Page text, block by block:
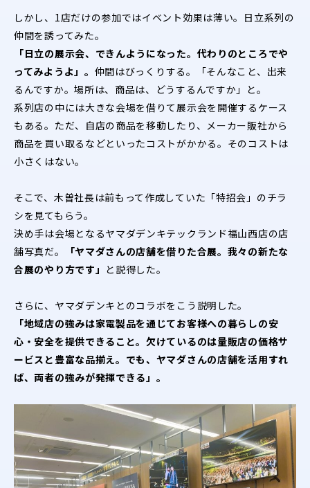
しかし、1店だけの参加ではイベント効果は薄い。日立系列の
仲間を誘ってみた。
「日立の展示会、できんようになった。代わりのところでや
ってみようよ」。 仲間はびっくりする。「そんなこと、出来
るんですか。場所は、商品は、どうするんですか」と。
系列店の中には大きな会場を借りて展示会を開催するケース
もある。ただ、自店の商品を移動したり、メーカー販社から
商品を買い取るなどといったコストがかかる。そのコストは
小さくはない。
そこで、木曽社長は前もって作成していた「特招会」のチラ
シを見てもらう。
決め手は会場となるヤマダデンキテックランド福山西店の店
舗写真だ。
「ヤマダさんの店舗を借りた合展。我々の新たな
合展のやり方です」 と説得した。
さらに、ヤマダデンキとのコラボをこう説明した。
「地域店の強みは家電製品を通じてお客様への暮らしの安
心・安全を提供できること。欠けているのは量販店の価格サ
ービスと豊富な品揃え。でも、ヤマダさんの店舗を活用すれ
ば、両者の強みが発揮できる」。